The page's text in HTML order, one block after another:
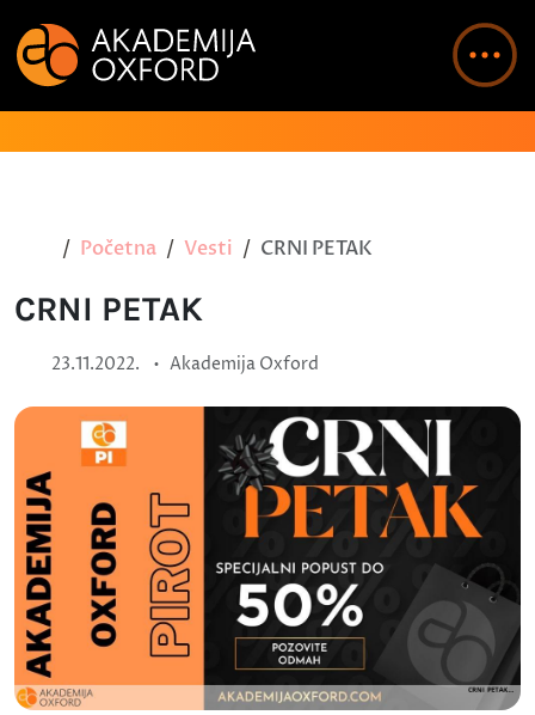
Početna Vesti CRNI PETAK
CRNI PETAK
23.11.2022. • Akademija Oxford